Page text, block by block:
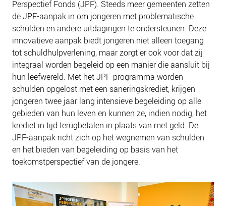
Perspectief Fonds (JPF). Steeds meer gemeenten zetten
de JPF-aanpak in om jongeren met problematische
schulden en andere uitdagingen te ondersteunen. Deze
innovatieve aanpak biedt jongeren niet alleen toegang
tot schuldhulpverlening, maar zorgt er ook voor dat zij
integraal worden begeleid op een manier die aansluit bij
hun leefwereld. Met het JPF-programma worden
schulden opgelost met een saneringskrediet, krijgen
jongeren twee jaar lang intensieve begeleiding op alle
gebieden van hun leven en kunnen ze, indien nodig, het
krediet in tijd terugbetalen in plaats van met geld. De
JPF-aanpak richt zich op het wegnemen van schulden
en het bieden van begeleiding op basis van het
toekomstperspectief van de jongere.